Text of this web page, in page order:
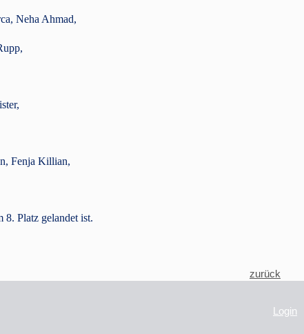
Neha Ahmad,
Fenja Killian,
8. Platz gelandet ist.
zurück
Login